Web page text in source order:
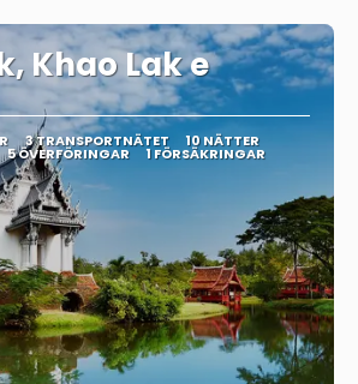
Khao Lak e
3 TRANSPORTNÄTET 10 NÄTTER
5 ÖVERFÖRINGAR 1 FÖRSÄKRINGAR